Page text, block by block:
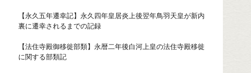
【永久五年遷幸記】永久四年皇居炎上後翌年鳥羽天皇が新内
裏に遷幸されるまでの記録
【法住寺殿御移徙部類】永暦二年後白河上皇の法住寺殿移徙
に関する部類記